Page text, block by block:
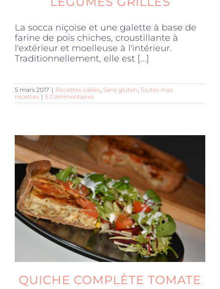
La socca niçoise et une galette à base de
farine de pois chiches, croustillante à
l'extérieur et moelleuse à l'intérieur.
Traditionnellement, elle est [...]
5 mars 2017 | Recettes salées Sans gluten Toutes mes
recettes | 5 Commentaires
QUICHE COMPLÈTE TOMATE